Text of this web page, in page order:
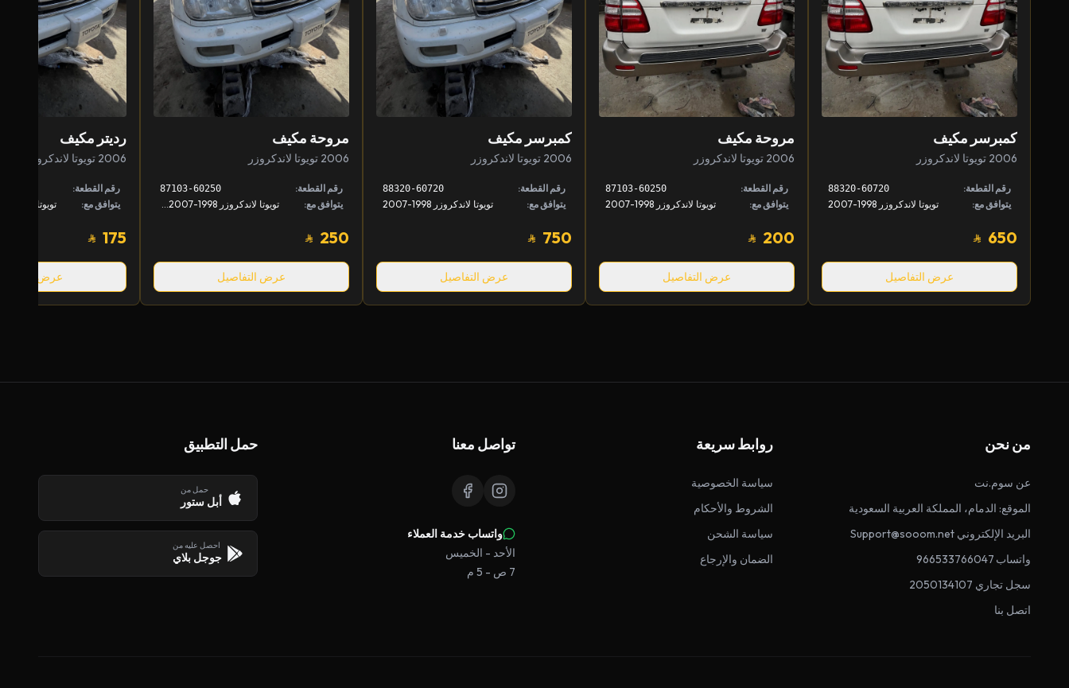
كمبرسر مكيف
2006 تويوتا لاندكروزر
رقم القطعة: 88320-60720
يتوافق مع: تويوتا لاندكروزر 1998-2007
650
عرض التفاصيل
مروحة مكيف
2006 تويوتا لاندكروزر
رقم القطعة: 87103-60250
يتوافق مع: تويوتا لاندكروزر 1998-2007
200
عرض التفاصيل
كمبرسر مكيف
2006 تويوتا لاندكروزر
رقم القطعة: 88320-60720
يتوافق مع: تويوتا لاندكروزر 1998-2007
750
عرض التفاصيل
مروحة مكيف
2006 تويوتا لاندكروزر
رقم القطعة: 87103-60250
يتوافق مع:
250
عرض التفاصيل
رديتر مكيف
2006 تويوتا لاندكروزر
رقم القطعة:
يتوافق مع:
175
عرض
من نحن
عن سوم.نت
الموقع: الدمام، المملكة العربية السعودية
البريد الإلكتروني Support@sooom.net
واتساب 966533766047
سجل تجاري 2050134107
اتصل بنا
روابط سريعة
سياسة الخصوصية
الشروط والأحكام
سياسة الشحن
الضمان والإرجاع
تواصل معنا
واتساب خدمة العملاء
الأحد - الخميس
7 ص - 5 م
حمل التطبيق
حمل من
أبل ستور
احصل عليه من
جوجل بلاي